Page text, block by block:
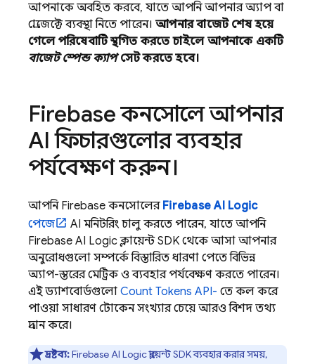
আপনাকে অবহিত করবে, যাতে আপনি আপনার অ্যাপ বা
প্রোজেক্টে ব্যবস্থা নিতে পারেন। আপনার বাজেট শেষ হয়ে
গেলে পরিষেবাটি স্থগিত করতে চাইলে আপনাকে একটি
বাজেট স্পেন্ড ক্যাপসেট করতে হবে।
Firebaseকনসোলে আপনার
AI ফিচারগুলোর ব্যবহার
পর্যবেক্ষণ করুন।
আপনি Firebase কনসোলের Firebase AI Logic
পেজে
AI মনিটরিং চালু করতে পারেন, যাতে আপনি
Firebase AI Logicক্লায়েন্ট SDK থেকে আসা আপনার
অনুরোধগুলো সম্পর্কে বিস্তারিত ধারণা পেতে বিভিন্ন
অ্যাপ-স্তরের মেট্রিক ও ব্যবহার পর্যবেক্ষণ করতে পারেন।
এই ড্যাশবোর্ডগুলো Count Tokens API- তে কল করে
পাওয়া সাধারণ টোকেন সংখ্যার চেয়ে আরও বিশদ তথ্য
প্রদান করে।
দ্রষ্টব্য:Firebase AI Logicক্লায়েন্ট SDK ব্যবহার করার সময়,